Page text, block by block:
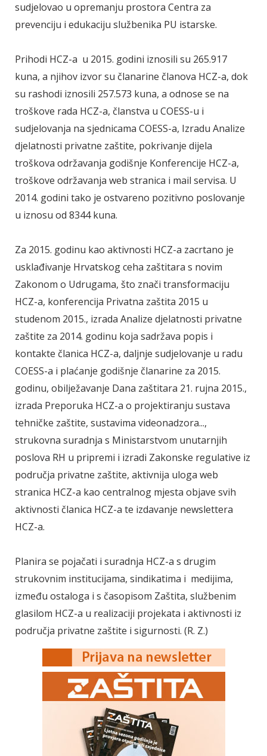
sudjelovao u opremanju prostora Centra za
prevenciju i edukaciju službenika PU istarske.
Prihodi HCZ-a u 2015. godini iznosili su 265.917
kuna, a njihov izvor su članarine članova HCZ-a, dok
su rashodi iznosili 257.573 kuna, a odnose se na
troškove rada HCZ-a, članstva u COESS-u i
sudjelovanja na sjednicama COESS-a, Izradu Analize
djelatnosti privatne zaštite, pokrivanje dijela
troškova održavanja godišnje Konferencije HCZ-a,
troškove održavanja web stranica i mail servisa. U
2014. godini tako je ostvareno pozitivno poslovanje
u iznosu od 8344 kuna.
Za 2015. godinu kao aktivnosti HCZ-a zacrtano je
usklađivanje Hrvatskog ceha zaštitara s novim
Zakonom o Udrugama, što znači transformaciju
HCZ-a, konferencija Privatna zaštita 2015 u
studenom 2015., izrada Analize djelatnosti privatne
zaštite za 2014. godinu koja sadržava popis i
kontakte članica HCZ-a, daljnje sudjelovanje u radu
COESS-a i plaćanje godišnje članarine za 2015.
godinu, obilježavanje Dana zaštitara 21. rujna 2015.,
izrada Preporuka HCZ-a o projektiranju sustava
tehničke zaštite, sustavima videonadzora...,
strukovna suradnja s Ministarstvom unutarnjih
poslova RH u pripremi i izradi Zakonske regulative iz
područja privatne zaštite, aktivnija uloga web
stranica HCZ-a kao centralnog mjesta objave svih
aktivnosti članica HCZ-a te izdavanje newslettera
HCZ-a.
Planira se pojačati i suradnja HCZ-a s drugim
strukovnim institucijama, sindikatima i medijima,
između ostaloga i s časopisom Zaštita, službenim
glasilom HCZ-a u realizaciji projekata i aktivnosti iz
područja privatne zaštite i sigurnosti. (R. Z.)